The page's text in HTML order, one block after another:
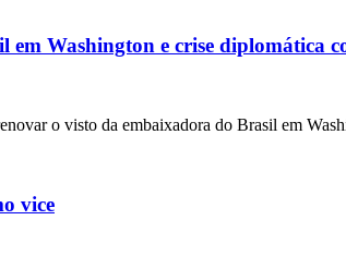
Washington e crise diplomática
o visto da embaixadora do Brasil em
vice